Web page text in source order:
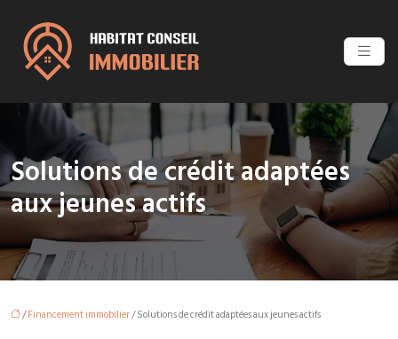
Solutions de crédit adaptées
aux jeunes actifs
/Financement immobilier/ Solutions de crédit adaptées aux jeunes actifs